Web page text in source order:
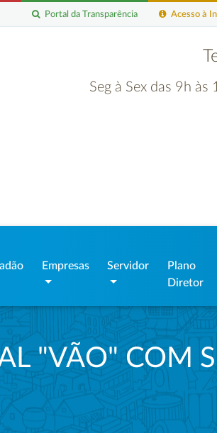
Acesso à
Portal da Transparência
Seg à Sex das 9h
Empresas Servidor
Plano
Diretor
"VÃO" COM